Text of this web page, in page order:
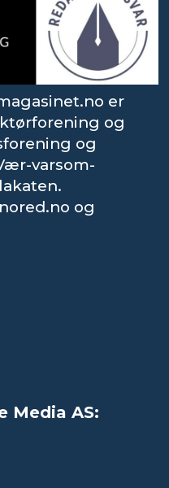
er
og
og
varsom-
og
Media AS: